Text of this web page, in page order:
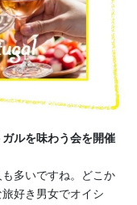
ルを味わう会を開催
多いですね。どこか
好き男女でオイシ